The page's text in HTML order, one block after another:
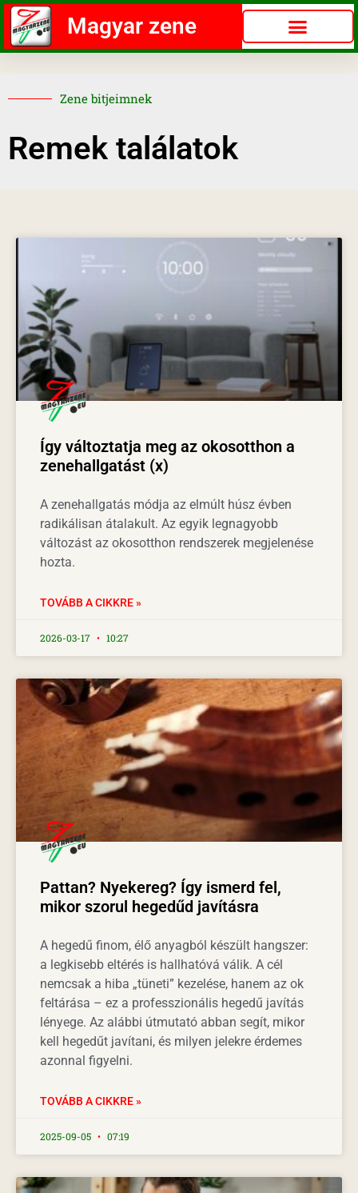
Magyar zene
Zene bitjeimnek
Remek találatok
Így változtatja meg az okosotthon a
zenehallgatást (x)
A zenehallgatás módja az elmúlt húsz évben
radikálisan átalakult. Az egyik legnagyobb
változást az okosotthon rendszerek megjelenése
hozta.
TOVÁBB A CIKKRE »
2026-03-17 10:27
Pattan? Nyekereg? Így ismerd fel,
mikor szorul hegedűd javításra
A hegedű finom, élő anyagból készült hangszer:
a legkisebb eltérés is hallhatóvá válik. A cél
nemcsak a hiba „tüneti” kezelése, hanem az ok
feltárása – ez a professzionális hegedű javítás
lényege. Az alábbi útmutató abban segít, mikor
kell hegedűt javítani, és milyen jelekre érdemes
azonnal figyelni.
TOVÁBB A CIKKRE »
2025-09-05 07:19